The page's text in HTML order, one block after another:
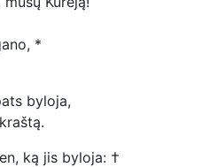
*
byloja,
ką jis byloja: †